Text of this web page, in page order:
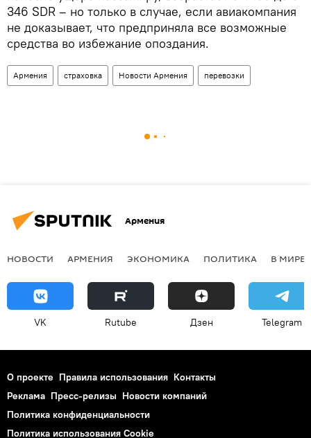
346 SDR – но только в случае, если авиакомпания
не доказывает, что предприняла все возможные
средства во избежание опоздания.
Армения страховка Новости Армения перевозки
Армения
НОВОСТИ АРМЕНИЯ ЭКОНОМИКА ПОЛИТИКА В МИРЕ
VK Rutube Дзен Telegram
О проекте Правила использования Контакты
Реклама Пресс-релизы Новости компаний
Политика конфиденциальности
Политика использования Cookie